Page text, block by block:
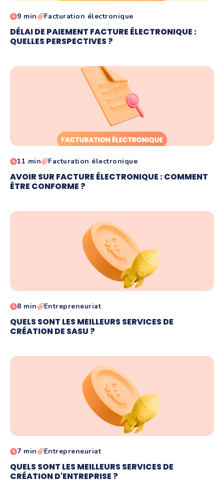
9 min Facturation électronique
DÉLAI DE PAIEMENT FACTURE ÉLECTRONIQUE :
QUELLES PERSPECTIVES ?
11 min Facturation électronique
AVOIR SUR FACTURE ÉLECTRONIQUE : COMMENT
ÊTRE CONFORME ?
8 min Entrepreneuriat
QUELS SONT LES MEILLEURS SERVICES DE
CRÉATION DE SASU ?
7 min Entrepreneuriat
QUELS SONT LES MEILLEURS SERVICES DE
CRÉATION D'ENTREPRISE ?